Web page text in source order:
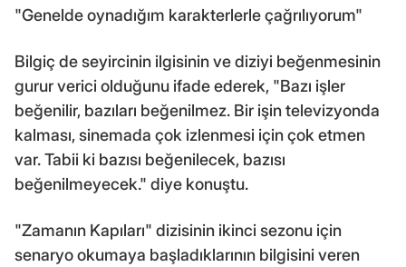
"Genelde oynadığım karakterlerle çağrılıyorum"
Bilgiç de seyircinin ilgisinin ve diziyi beğenmesinin
gurur verici olduğunu ifade ederek, "Bazı işler
beğenilir, bazıları beğenilmez. Bir işin televizyonda
kalması, sinemada çok izlenmesi için çok etmen
var. Tabii ki bazısı beğenilecek, bazısı
beğenilmeyecek." diye konuştu.
"Zamanın Kapıları" dizisinin ikinci sezonu için
senaryo okumaya başladıklarının bilgisini veren